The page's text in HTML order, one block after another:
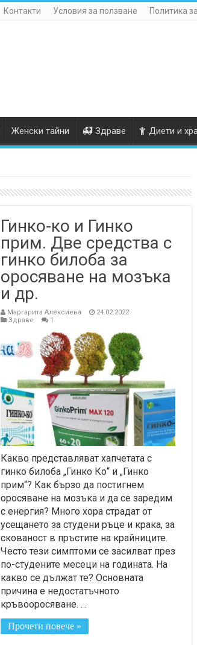
Контакти Условия за ползване Политика
Женски тайни Здраве Диети и
Гинко-ко и Гинко
прим. Две средства с
гинко билоба за
оросяване на мозъка
и др.
Маргарита Алексиева
24.02.2022
Здраве
1
Какво представляват хапчетата с
гинко билоба „Гинко Ко“ и „Гинко
прим“? Как бързо да постигнем
оросяване на мозъка и да се заредим
с енергия? Много хора страдат от
усещането за студени ръце и крака, за
скованост в пръстите на крайниците.
Често тези симптоми се засилват през
по-студените месеци на годината. На
какво се дължат те? Основната
причина е недостатъчното
кръвооросяване. …
Прочети повече »